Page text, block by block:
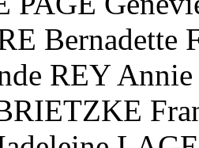
Bernadette
REY